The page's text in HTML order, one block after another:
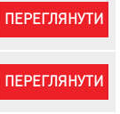
ПЕРЕГЛЯНУТИ
ПЕРЕГЛЯНУТИ